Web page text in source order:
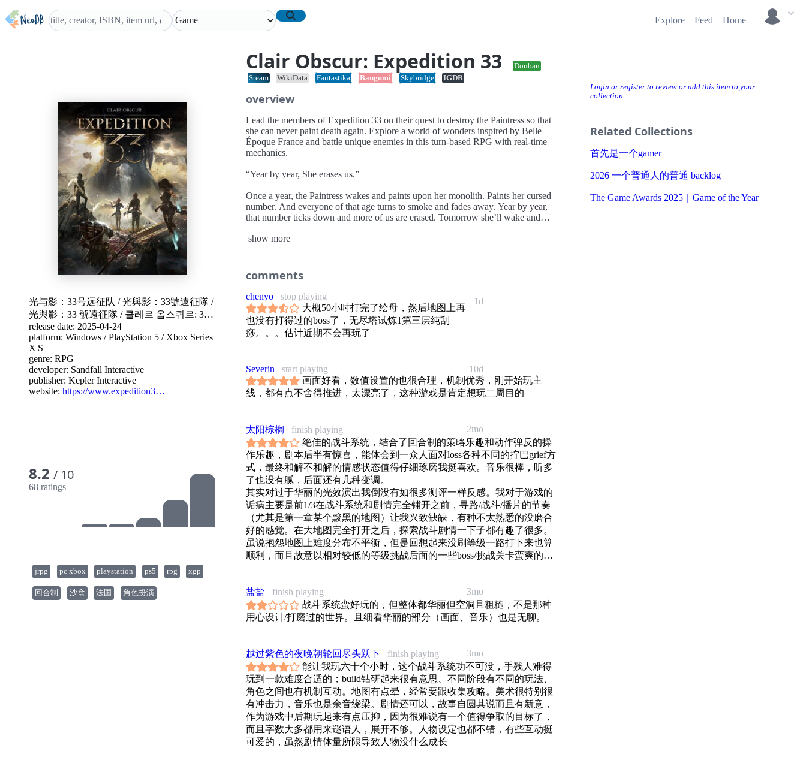
Explore Feed Home
Clair Obscur: Expedition 33
Douban
Steam
WikiData Fantastika Bangumi Skybridge
IGDB
Login or register to review or add this item to your
collection.
Related Collections
首先是一个gamer
2026 一个普通人的普通 backlog
The Game Awards 2025｜Game of the Year
光与影：33号远征队 /光與影：33號遠征隊 /
光與影：33 號遠征隊 / 클레르 옵스퀴르: 33
원정대
release date: 2025-04-24
platform: Windows /PlayStation 5 / Xbox Series
X|S
genre: RPG
developer: Sandfall Interactive
publisher: Kepler Interactive
website: https://www.expedition3…
8.2 / 10
68 ratings
jrpg pc xbox playstation ps5 rpg xgp
回合制 沙盒 法国 角色扮演
overview
Lead the members of Expedition 33 on their quest to destroy the Paintress so that
she can never paint death again. Explore a world of wonders inspired by Belle
Époque France and battle unique enemies in this turn-based RPG with real-time
mechanics.
“Year by year, She erases us.”
Once a year, the Paintress wakes and paints upon her monolith. Paints her cursed
number. And everyone of that age turns to smoke and fades away. Year by year,
that number ticks down and more of us are erased. Tomorrow she’ll wake and
so she can never paint death again.
show more
comments
1d
chenyo
stop playing
大概50小时打完了绘母，然后地图上再
也没有打得过的boss了，无尽塔试炼1第三层纯刮
痧。。。估计近期不会再玩了
10d
Severin
start playing
画面好看，数值设置的也很合理，机制优秀，刚开始玩主
线，都有点不舍得推进，太漂亮了，这种游戏是肯定想玩二周目的
2mo
太阳棕榈
finish playing
绝佳的战斗系统，结合了回合制的策略乐趣和动作弹反的操
作乐趣，剧本后半有惊喜，能体会到一众人面对loss各种不同的拧巴grief方
式，最终和解不和解的情感状态值得仔细琢磨我挺喜欢。音乐很棒，听多
了也没有腻，后面还有几种变调。
其实对过于华丽的光效演出我倒没有如很多测评一样反感。我对于游戏的
诟病主要是前1/3在战斗系统和剧情完全铺开之前，寻路/战斗/播片的节奏
（尤其是第一章某个黢黑的地图）让我兴致缺缺，有种不太熟悉的没磨合
好的感觉。在大地图完全打开之后，探索战斗剧情一下子都有趣了很多。
虽说抱怨地图上难度分布不平衡，但是回想起来没刷等级一路打下来也算
顺利，而且故意以相对较低的等级挑战后面的一些boss/挑战关卡蛮爽的。
3mo
盐盐
finish playing
战斗系统蛮好玩的，但整体都华丽但空洞且粗糙，不是那种
用心设计/打磨过的世界。且细看华丽的部分（画面、音乐）也是无聊。
3mo
越过紫色的夜晚朝轮回尽头跃下
finish playing
能让我玩六十个小时，这个战斗系统功不可没，手残人难得
玩到一款难度合适的；build钻研起来很有意思、不同阶段有不同的玩法、
角色之间也有机制互动。地图有点晕，经常要跟收集攻略。美术很特别很
有冲击力，音乐也是余音绕梁。剧情还可以，故事自圆其说而且有新意，
作为游戏中后期玩起来有点压抑，因为很难说有一个值得争取的目标了，
而且字数大多都用来谜语人，展开不够。人物设定也都不错，有些互动挺
可爱的，虽然剧情体量所限导致人物没什么成长